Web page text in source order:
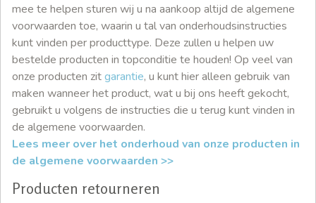
mee te helpen sturen wij u na aankoop altijd de algemene
voorwaarden toe, waarin u tal van onderhoudsinstructies
kunt vinden per producttype. Deze zullen u helpen uw
bestelde producten in topconditie te houden! Op veel van
onze producten zitgarantie, u kunt hier alleen gebruik van
maken wanneer het product, wat u bij ons heeft gekocht,
gebruikt u volgens de instructies die u terug kunt vinden in
de algemene voorwaarden.
Lees meer over het onderhoud van onze producten in
de algemene voorwaarden >>
Producten retourneren